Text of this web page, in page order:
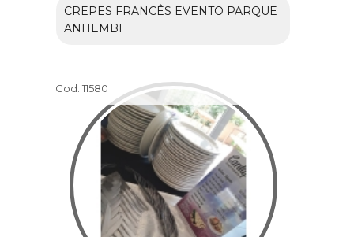
CREPES FRANCÊS EVENTO PARQUE
ANHEMBI
Cod.:11580